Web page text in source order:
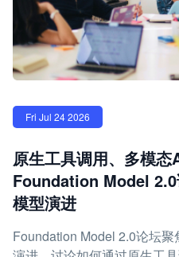
Fri Jul 24 2026
原生工具调用、多模态
Foundation Model
模型演进
Foundation Model 2.0论坛